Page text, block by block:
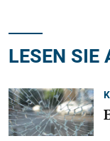
LESEN SIE